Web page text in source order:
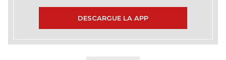
DESCARGUE LA APP